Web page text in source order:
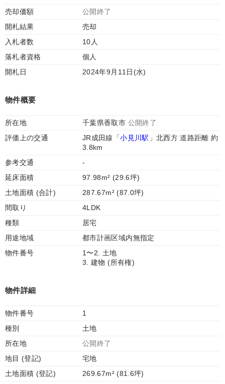
売却価額
公開終了
開札結果
売却
入札者数
10人
落札者資格
個人
開札日
2024年9月11日(水)
物件概要
所在地 千葉県香取市 公開終了
評価上の交通
JR成田線「小見川駅 」北西方 道路距離 約
3.8km
参考交通
-
延床面積
97.98m² (29.6坪)
土地面積 (合計)
287.67m² (87.0坪)
間取り
4LDK
種類
居宅
用途地域
都市計画区域内無指定
物件番号
1〜2. 土地
3. 建物 (所有権)
物件詳細
物件番号
1
種別
土地
所在地
公開終了
地目 (登記)
宅地
土地面積 (登記)
269.67m² (81.6坪)